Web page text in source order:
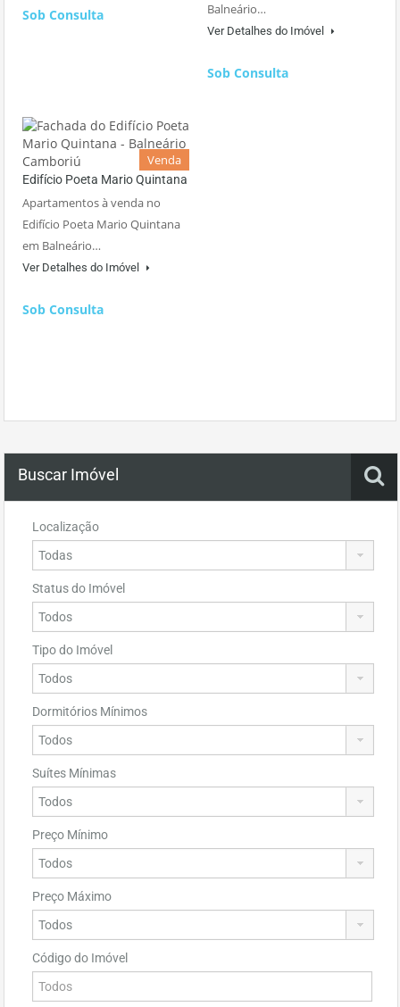
Sob Consulta
Balneário…
Ver Detalhes do Imóvel
Sob Consulta
Venda
Edifício Poeta Mario Quintana
Apartamentos à venda no
Edifício Poeta Mario Quintana
em Balneário…
Ver Detalhes do Imóvel
Sob Consulta
Buscar Imóvel
Localização
Status do Imóvel
Tipo do Imóvel
Dormitórios Mínimos
Suítes Mínimas
Preço Mínimo
Preço Máximo
Código do Imóvel